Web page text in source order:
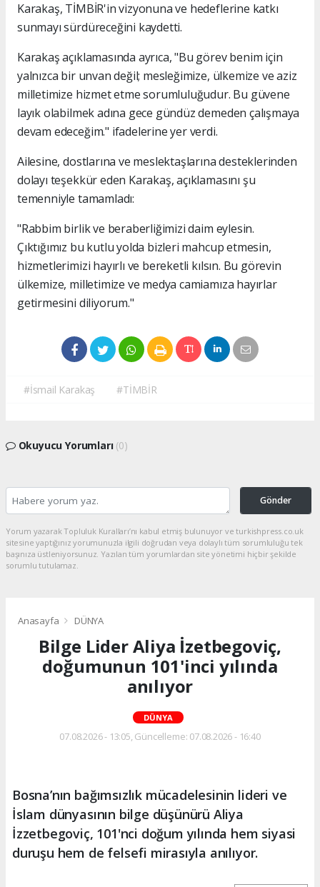
Karakaş, TİMBİR'in vizyonuna ve hedeflerine katkı
sunmayı sürdüreceğini kaydetti.
Karakaş açıklamasında ayrıca, "Bu görev benim için
yalnızca bir unvan değil; mesleğimize, ülkemize ve aziz
milletimize hizmet etme sorumluluğudur. Bu güvene
layık olabilmek adına gece gündüz demeden çalışmaya
devam edeceğim." ifadelerine yer verdi.
Ailesine, dostlarına ve meslektaşlarına desteklerinden
dolayı teşekkür eden Karakaş, açıklamasını şu
temenniyle tamamladı:
"Rabbim birlik ve beraberliğimizi daim eylesin.
Çıktığımız bu kutlu yolda bizleri mahcup etmesin,
hizmetlerimizi hayırlı ve bereketli kılsın. Bu görevin
ülkemize, milletimize ve medya camiamıza hayırlar
getirmesini diliyorum."
#İsmail Karakaş #TİMBİR
Okuyucu Yorumları (0)
Gönder
Yorum yazarak Topluluk Kuralları’nı kabul etmiş bulunuyor ve turkishpress.co.uk
sitesine yaptığınız yorumunuzla ilgili doğrudan veya dolaylı tüm sorumluluğu tek
başınıza üstleniyorsunuz. Yazılan tüm yorumlardan site yönetimi hiçbir şekilde
sorumlu tutulamaz.
Anasayfa DÜNYA
Bilge Lider Aliya İzetbegoviç,
doğumunun 101'inci yılında
anılıyor
DÜNYA
07.08.2026 - 13:05, Güncelleme: 07.08.2026 - 16:40
Bosna’nın bağımsızlık mücadelesinin lideri ve
İslam dünyasının bilge düşünürü Aliya
İzzetbegoviç, 101'nci doğum yılında hem siyasi
duruşu hem de felsefi mirasıyla anılıyor.